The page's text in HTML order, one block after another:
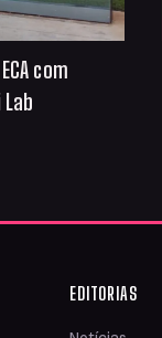
com
EDITORIAS